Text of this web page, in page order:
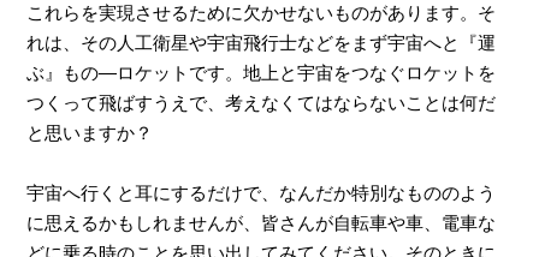
これらを実現させるために欠かせないものがあります。そ
れは、その人工衛星や宇宙飛行士などをまず宇宙へと『運
ぶ』もの―ロケットです。地上と宇宙をつなぐロケットを
つくって飛ばすうえで、考えなくてはならないことは何だ
と思いますか？
宇宙へ行くと耳にするだけで、なんだか特別なもののよう
に思えるかもしれませんが、皆さんが自転車や車、電車な
どに乗る時のことを思い出してみてください。そのときに